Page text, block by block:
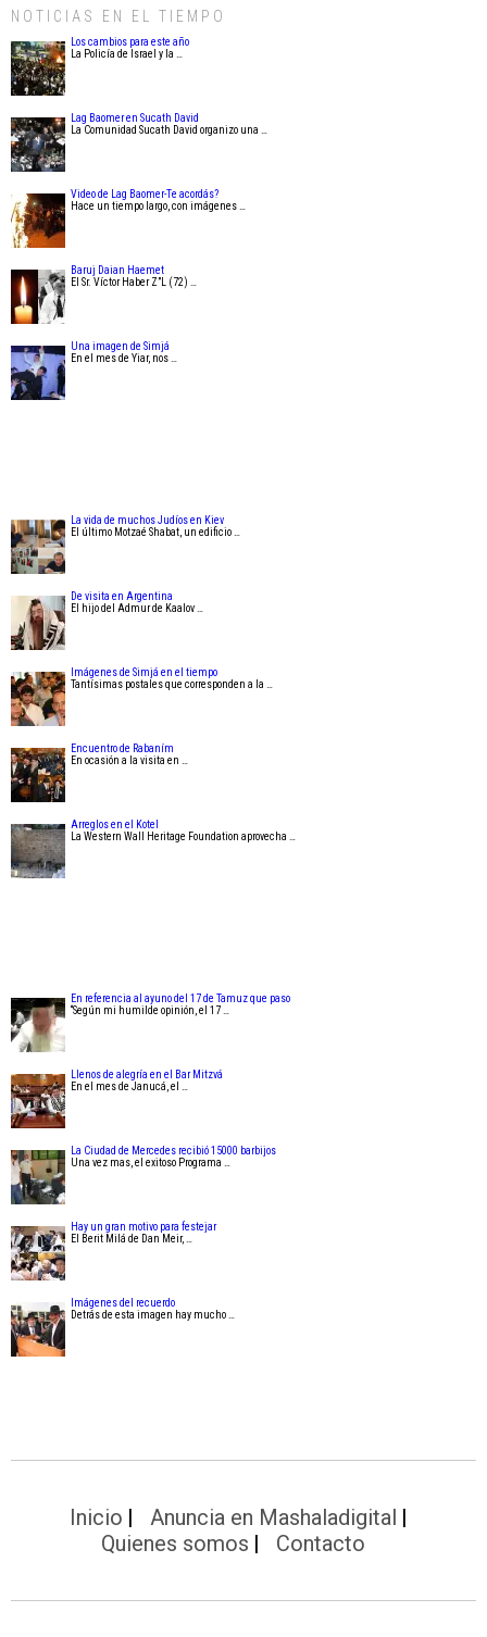
NOTICIAS EN EL TIEMPO
Los cambios para este año
La Policía de Israel y la …
Lag Baomer en Sucath David
La Comunidad Sucath David organizo una …
Video de Lag Baomer-Te acordás?
Hace un tiempo largo, con imágenes …
Baruj Daian Haemet
El Sr. Víctor Haber Z”L (72) …
Una imagen de Simjá
En el mes de Yiar, nos …
La vida de muchos Judíos en Kiev
El último Motzaé Shabat, un edificio …
De visita en Argentina
El hijo del Admur de Kaalov …
Imágenes de Simjá en el tiempo
Tantísimas postales que corresponden a la …
Encuentro de Rabaním
En ocasión a la visita en …
Arreglos en el Kotel
La Western Wall Heritage Foundation aprovecha …
En referencia al ayuno del 17 de Tamuz que paso
“Según mi humilde opinión, el 17 …
Llenos de alegría en el Bar Mitzvá
En el mes de Janucá, el …
La Ciudad de Mercedes recibió 15000 barbijos
Una vez mas, el exitoso Programa …
Hay un gran motivo para festejar
El Berit Milá de Dan Meir, …
Imágenes del recuerdo
Detrás de esta imagen hay mucho …
Inicio
Anuncia en Mashaladigital
Quienes somos
Contacto